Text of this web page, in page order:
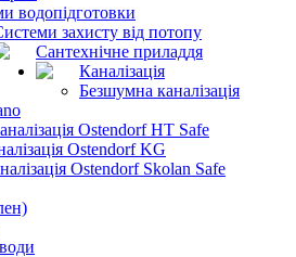
водопідготовки
захисту від потопу
Сантехнічне приладдя
Каналізація
Безшумна каналізація
Ostendorf HT Safe
Ostendorf KG
Ostendorf Skolan Safe